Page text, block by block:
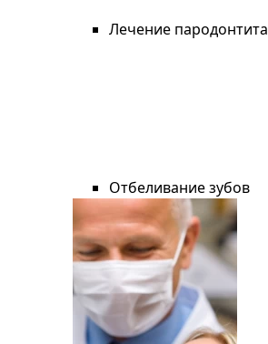
Лечение пародонтита
Отбеливание зубов